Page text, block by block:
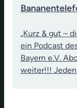
„Kurz & gut –
ein Podcast
Bayern e.V.
weiter!!!